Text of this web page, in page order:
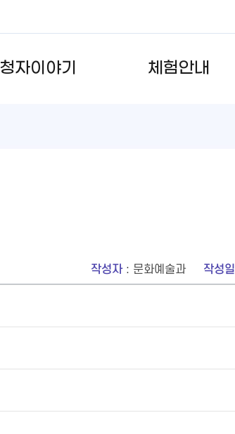
청자이야기 체험안내
작성자: 문화예술과 작성일